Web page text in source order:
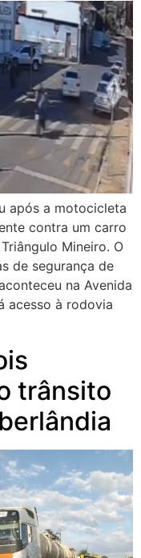
após a motocicleta
contra um carro
Mineiro. O
de segurança de
na Avenida
acesso à rodovia
trânsito